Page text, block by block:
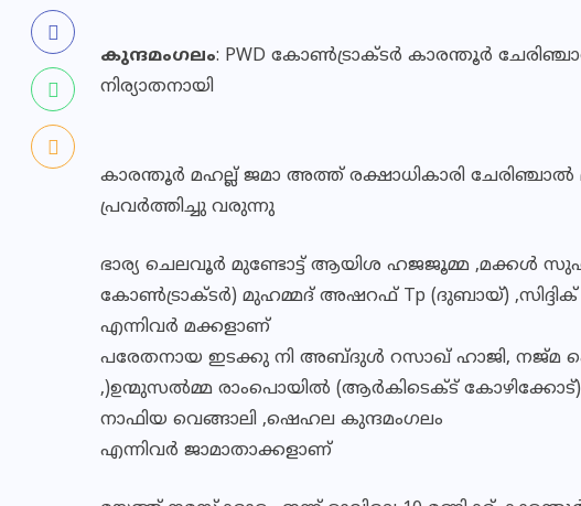
കുന്ദമംഗലം: PWD കോൺട്രാക്ടർ കാരന്തൂർ
നിര്യാതനായി
കാരന്തൂർ മഹല്ല് ജമാ അത്ത് രക്ഷാധികാരി ചേരിഞ്ചാൽ
പ്രവർത്തിച്ചു വരുന്നു
ഭാര്യ ചെലവൂർ മുണ്ടോട്ട് ആയിശ ഹജജൂമ്മ ,മക്കൾ
കോൺട്രാക്ടർ) മുഹമ്മദ് അഷറഫ് Tp (ദുബായ്) ,സിദ്ദിക് TP
എന്നിവർ മക്കളാണ്
പരേതനായ ഇടക്കു നി അബ്ദുൾ റസാഖ് ഹാജി, നജ്മ
,)ഉന്മുസൽമ്മ രാംപൊയിൽ (ആർകിടെക്ട് കോഴിക്കോട്)
നാഫിയ വെങ്ങാലി ,ഷെഹല കുന്ദമംഗലം
എന്നിവർ ജാമാതാക്കളാണ്